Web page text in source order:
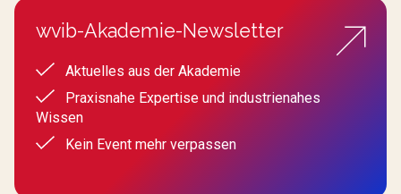
wvib-Akademie-Newsletter
Aktuelles aus der Akademie
Praxisnahe Expertise und industrienahes
Wissen
Kein Event mehr verpassen